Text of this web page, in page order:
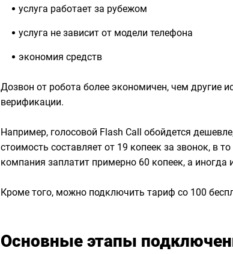
услуга работает за рубежом
услуга не зависит от модели телефона
экономия средств
Дозвон от робота более экономичен, чем другие
верификации.
Например, голосовой Flash Call обойдется
стоимость составляет от 19 копеек за звонок, в
компания заплатит примерно 60 копеек, а иногда
Кроме того, можно подключить тариф со 100
Основные этапы